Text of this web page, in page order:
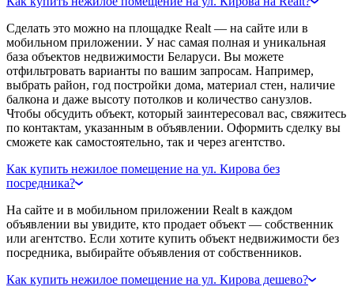
Сделать это можно на площадке Realt — на сайте или в
мобильном приложении. У нас самая полная и уникальная
база объектов недвижимости Беларуси. Вы можете
отфильтровать варианты по вашим запросам. Например,
выбрать район, год постройки дома, материал стен, наличие
балкона и даже высоту потолков и количество санузлов.
Чтобы обсудить объект, который заинтересовал вас, свяжитесь
по контактам, указанным в объявлении. Оформить сделку вы
сможете как самостоятельно, так и через агентство.
Как купить нежилое помещение на ул. Кирова без
посредника?
На сайте и в мобильном приложении Realt в каждом
объявлении вы увидите, кто продает объект — собственник
или агентство. Если хотите купить объект недвижимости без
посредника, выбирайте объявления от собственников.
Как купить нежилое помещение на ул. Кирова дешево?